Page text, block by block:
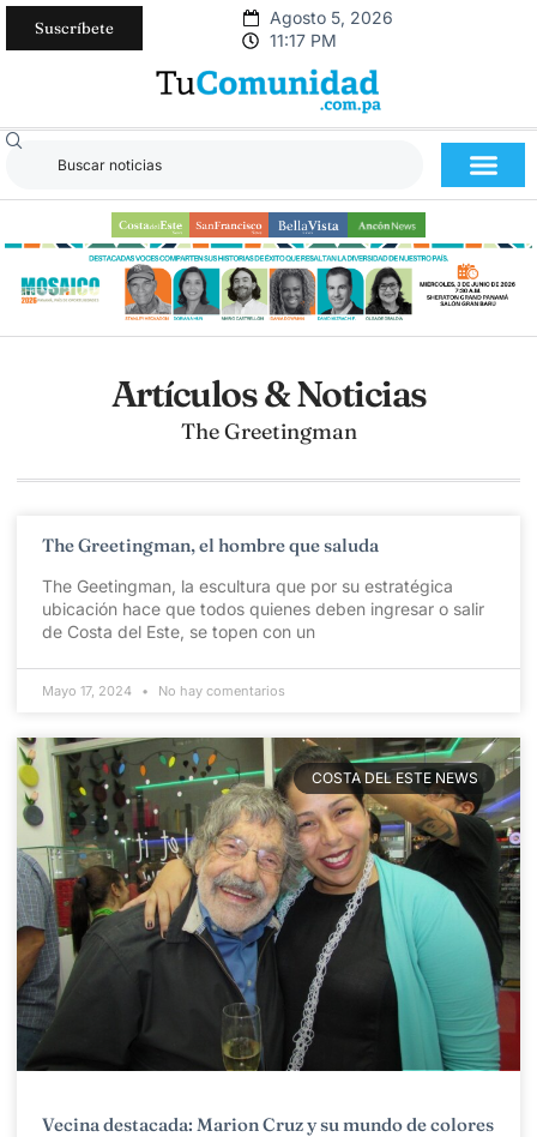
Suscríbete
Agosto 5, 2026
11:17 PM
Artículos & Noticias
The Greetingman
The Greetingman, el hombre que saluda
The Geetingman, la escultura que por su estratégica
ubicación hace que todos quienes deben ingresar o salir
de Costa del Este, se topen con un
Mayo 17, 2024 No hay comentarios
COSTA DEL ESTE NEWS
Vecina destacada: Marion Cruz y su mundo de colores